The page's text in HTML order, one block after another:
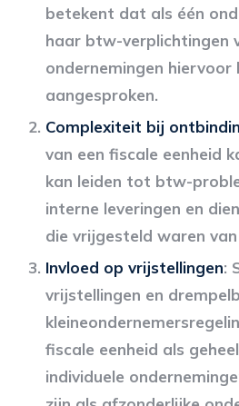
betekent dat als één
haar btw-verplichtingen
ondernemingen hiervoor
aangesproken.
Complexiteit bij
van een fiscale eenheid
kan leiden tot btw-
interne leveringen en
die vrijgesteld waren
Invloed op vrijstellingen:
vrijstellingen en
fiscale eenheid als
individuele